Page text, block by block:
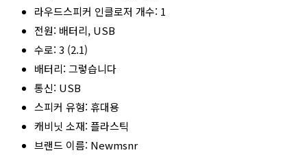
라우드스피커 인클로저 개수: 1
전원: 배터리, USB
수로: 3 (2.1)
배터리: 그렇습니다
통신: USB
스피커 유형: 휴대용
캐비닛 소재: 플라스틱
브랜드 이름: Newmsnr